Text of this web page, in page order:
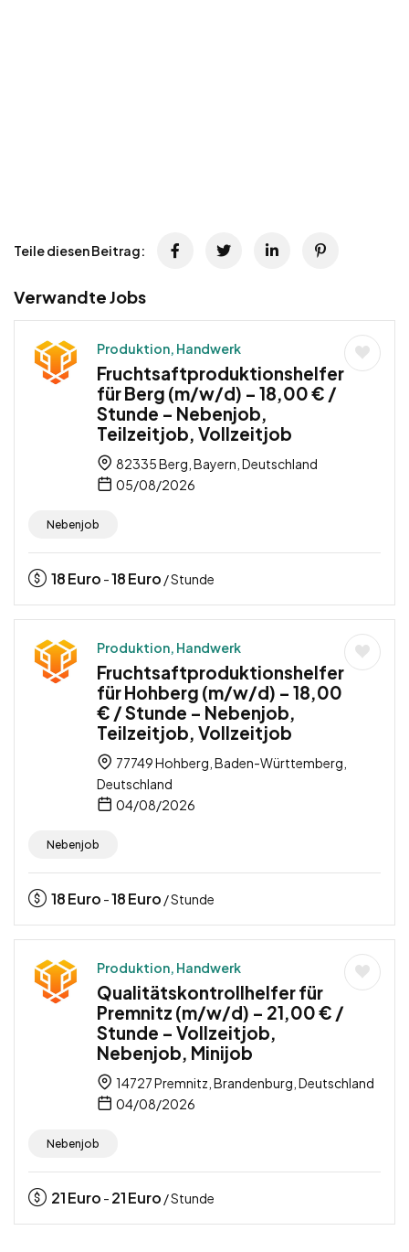
Teile diesen Beitrag:
Verwandte Jobs
Produktion, Handwerk
Fruchtsaftproduktionshelfer
für Berg (m/w/d) – 18,00 € /
Stunde – Nebenjob,
Teilzeitjob, Vollzeitjob
82335 Berg, Bayern, Deutschland
05/08/2026
Nebenjob
18Euro -18Euro / Stunde
Produktion, Handwerk
Fruchtsaftproduktionshelfer
für Hohberg (m/w/d) – 18,00
€ / Stunde – Nebenjob,
Teilzeitjob, Vollzeitjob
77749 Hohberg, Baden-Württemberg,
Deutschland
04/08/2026
Nebenjob
18Euro -18Euro / Stunde
Produktion, Handwerk
Qualitätskontrollhelfer für
Premnitz (m/w/d) – 21,00 € /
Stunde – Vollzeitjob,
Nebenjob, Minijob
14727 Premnitz, Brandenburg, Deutschland
04/08/2026
Nebenjob
21Euro - 21Euro / Stunde